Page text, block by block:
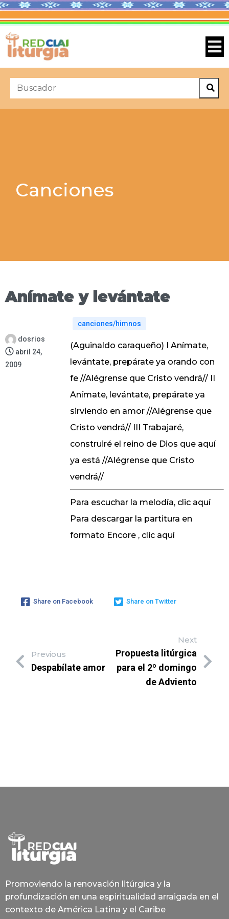
Canciones
Anímate y levántate
dosrios
abril 24,
2009
canciones/himnos
(Aguinaldo caraqueño) I Anímate,
levántate, prepárate ya orando con
fe //Alégrense que Cristo vendrá// II
Anímate, levántate, prepárate ya
sirviendo en amor //Alégrense que
Cristo vendrá// III Trabajaré,
construiré el reino de Dios que aquí
ya está //Alégrense que Cristo
vendrá//
Para escuchar la melodía, clic aquí
Para descargar la partitura en
formato Encore , clic aquí
Share on Facebook Share on Twitter
Previous
Despabílate amor
Next
Propuesta litúrgica
para el 2º domingo
de Adviento
Promoviendo la renovación litúrgica y la
profundización en una espiritualidad arraigada en el
contexto de América Latina y el Caribe